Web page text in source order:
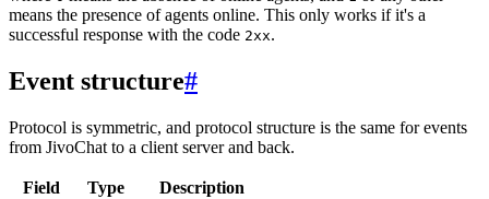
means the presence of agents online. This only works if it's a
successful response with the code 2xx.
Event structure#
Protocol is symmetric, and protocol structure is the same for events
from JivoChat to a client server and back.
Field Type
Description